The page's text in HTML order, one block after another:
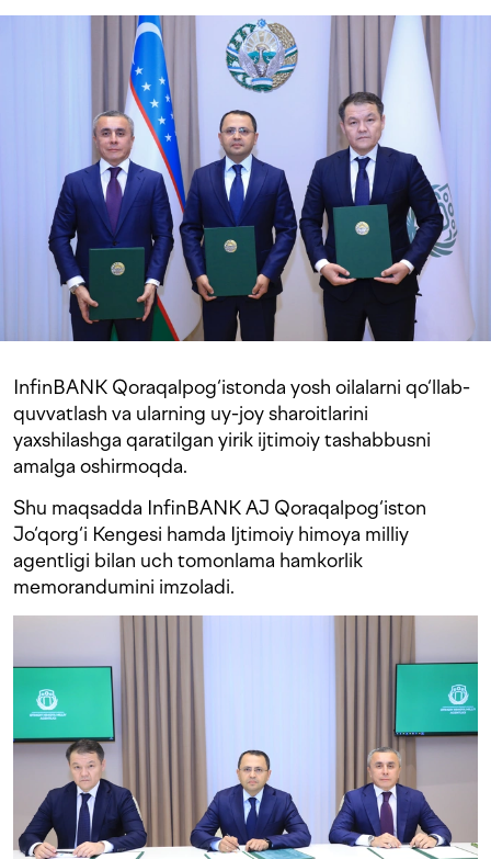
InfinBANK Qoraqalpog‘istonda yosh oilalarni qo‘llab-
quvvatlash va ularning uy-joy sharoitlarini
yaxshilashga qaratilgan yirik ijtimoiy tashabbusni
amalga oshirmoqda.
Shu maqsadda InfinBANK AJ Qoraqalpog‘iston
Jo‘qorg‘i Kengesi hamda Ijtimoiy himoya milliy
agentligi bilan uch tomonlama hamkorlik
memorandumini imzoladi.